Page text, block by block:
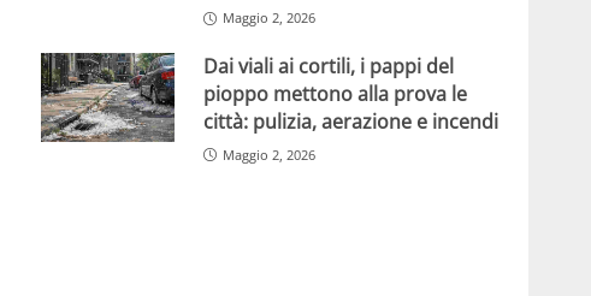
Maggio 2, 2026
Dai viali ai cortili, i pappi del
pioppo mettono alla prova le
città: pulizia, aerazione e incendi
Maggio 2, 2026